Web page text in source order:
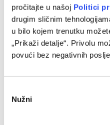
pročitajte u našoj Politici
drugim sličnim
u bilo kojem trenutku
„Prikaži detalje“. Privolu
povući bez negativnih
Selection
Nužni
Muzaferija: Ovo su vijesti